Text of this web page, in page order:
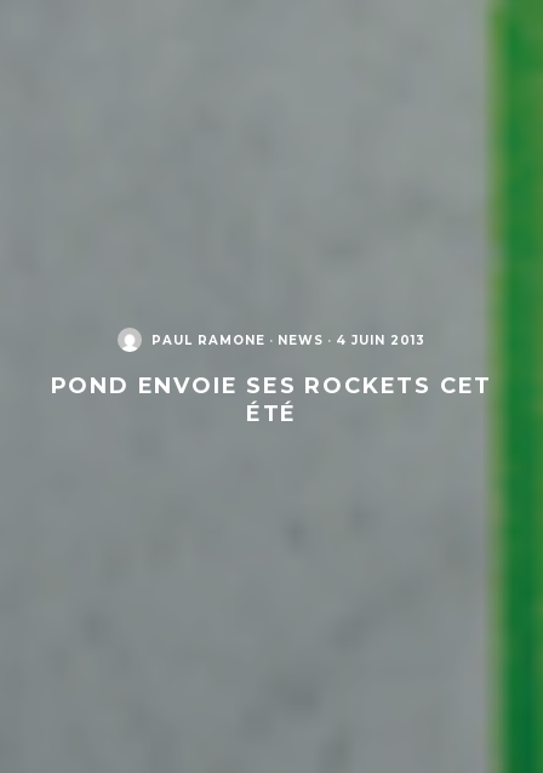
PAUL RAMONE · NEWS · 4 JUIN 2013
POND ENVOIE SES ROCKETS CET
ÉTÉ